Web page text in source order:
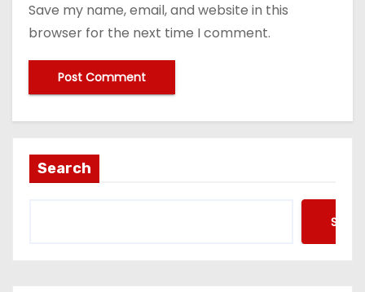
Save my name, email, and website in this
browser for the next time I comment.
Search